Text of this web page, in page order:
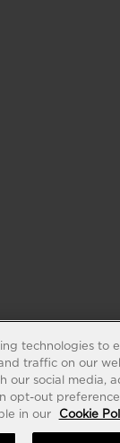
technologies to
traffic on our
our social media,
opt-out
in our
Cookie